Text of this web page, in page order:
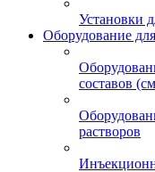
Установки
Оборудование
составов
растворов